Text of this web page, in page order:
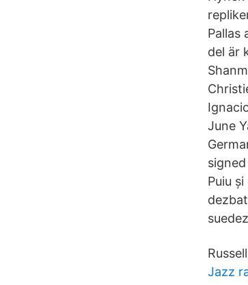
Pallas
del är
June
Puiu
Jazz